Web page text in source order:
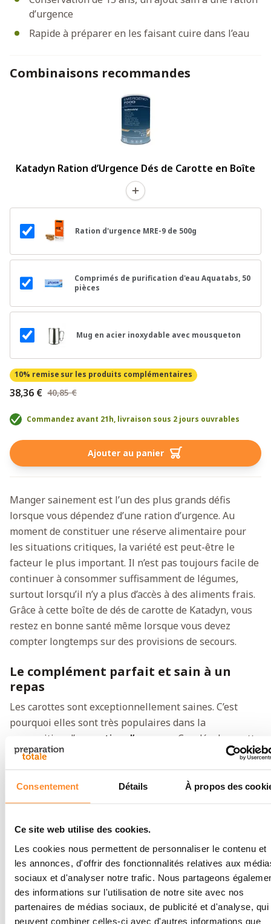
Consentement Détails À propos des
Ce site web utilise des cookies.
Les cookies nous permettent de personnaliser le contenu et
les annonces, d'offrir des fonctionnalités relatives aux
sociaux et d'analyser notre trafic. Nous partageons
des informations sur l'utilisation de notre site avec nos
partenaires de médias sociaux, de publicité et d'analyse, qui
peuvent combiner celles-ci avec d'autres informations que
d’urgence
Rapide à préparer en les faisant cuire dans l’eau
Combinaisons recommandes
Katadyn Ration d’Urgence Dés de Carotte en Boîte
Ration d'urgence MRE-9 de 500g
Comprimés de purification d'eau Aquatabs, 50
pièces
Mug en acier inoxydable avec mousqueton
10% remise sur les produits complémentaires
38,36 € 40,85 €
Commandez avant 21h, livraison sous 2 jours ouvrables
Ajouter au panier
Manger sainement est l’un des plus grands défis
lorsque vous dépendez d’une ration d’urgence. Au
moment de constituer une réserve alimentaire pour
les situations critiques, la variété est peut-être le
facteur le plus important. Il n’est pas toujours facile de
continuer à consommer suffisamment de légumes,
surtout lorsqu’il n’y a plus d’accès à des aliments frais.
Grâce à cette boîte de dés de carotte de Katadyn, vous
restez en bonne santé même lorsque vous devez
compter longtemps sur des provisions de secours.
Le complément parfait et sain à un
repas
Les carottes sont exceptionnellement saines. C’est
pourquoi elles sont très populaires dans la
composition d’une
ration d’urgence
. Ces dés de carotte
s’ajoutent rapidement à un repas : pensez à une
sont aussi une source bienvenue de vitamine C lorsque
vous accompagnez un repas de pain.
Prêts rapidement et longue
conservation
Pour préparer ces dés de carotte, il vous suffit de les
faire cuire quelques minutes dans une grande quantité
d’eau. Dans la boîte pratique et refermable, les
carottes se conservent 15 ans. Les boîtes sont robustes